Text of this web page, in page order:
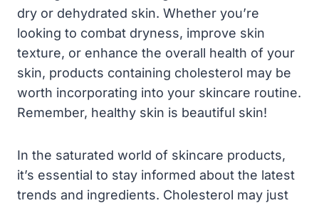
dry or dehydrated skin. Whether you’re
looking to combat dryness, improve skin
texture, or enhance the overall health of your
skin, products containing cholesterol may be
worth incorporating into your skincare routine.
Remember, healthy skin is beautiful skin!
In the saturated world of skincare products,
it’s essential to stay informed about the latest
trends and ingredients. Cholesterol may just